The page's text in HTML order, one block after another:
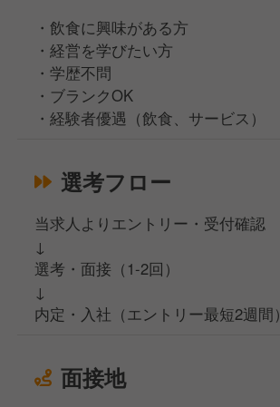
・飲食に興味がある方
・経営を学びたい方
・学歴不問
・ブランクOK
・経験者優遇（飲食、サービス）
選考フロー
当求人よりエントリー・受付確認
↓
選考・面接（1-2回）
↓
内定・入社（エントリー最短2週間）
面接地